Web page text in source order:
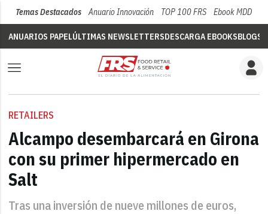
Temas Destacados Anuario Innovación TOP 100 FRS Ebook MDD
ANUARIOS PAPELÚLTIMAS NEWSLETTERSDESCARGA EBOOKSBLOGS
RETAILERS
Alcampo desembarcará en Girona
con su primer hipermercado en
Salt
Tras una inversión de nueve millones de euros,